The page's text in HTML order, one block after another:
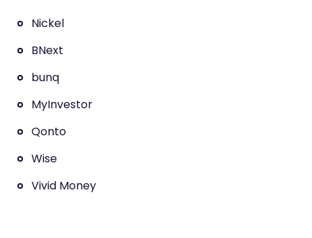
Nickel
BNext
bunq
MyInvestor
Qonto
Wise
Vivid Money